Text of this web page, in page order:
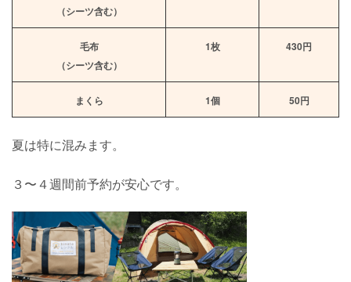
（シーツ含む）
毛布
（シーツ含む）
1枚 430円
まくら 1個 50円
夏は特に混みます。
３〜４週間前予約が安心です。